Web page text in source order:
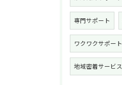
専門サポート
ワクワクサポート
地域密着サービス